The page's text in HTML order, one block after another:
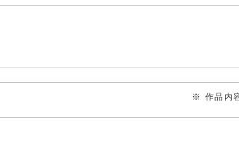
※ 作品内